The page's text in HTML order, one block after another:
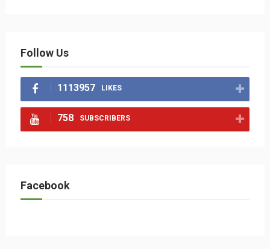
Follow Us
1113957 LIKES
758 SUBSCRIBERS
Facebook